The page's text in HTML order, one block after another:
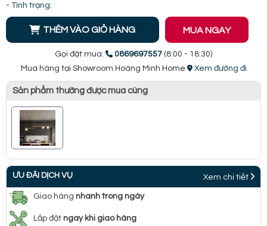
- Tình trạng:
THÊM VÀO GIỎ HÀNG MUA NGAY
Gọi đặt mua: 0869697557 (8:00 - 18:30)
Mua hàng tại Showroom Hoàng Minh Home
Xem đường đi
Sản phẩm thường được mua cùng
ƯU ĐÃI DỊCH VỤ Xem chi tiết
Giao hàng nhanh trong ngày
Lắp đặt ngay khi giao hàng